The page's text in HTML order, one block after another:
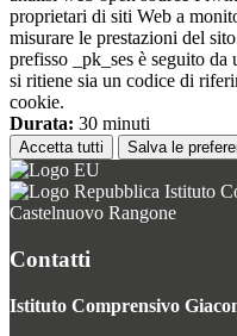
proprietari di siti Web a
misurare le prestazioni del
prefisso _pk_ses è seguito da
si ritiene sia un codice di
cookie.
Durata: 30 minuti
Accetta tutti Salva le
Istituto
Castelnuovo Rangone
Contatti
Istituto Comprensivo